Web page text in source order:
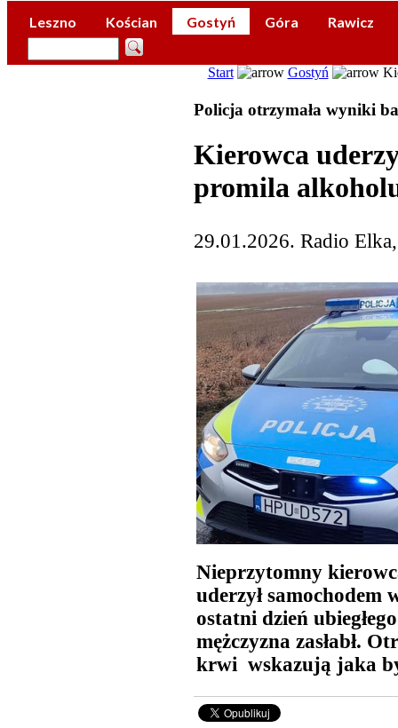
Leszno Kościan Gostyń Góra Rawicz
Start Gostyń
Policja otrzymała wyniki
Kierowca
promila
29.01.2026. Radio
Nieprzytomny
uderzył samochodem
ostatni dzień
mężczyzna zasłabł.
krwi wskazują jaka